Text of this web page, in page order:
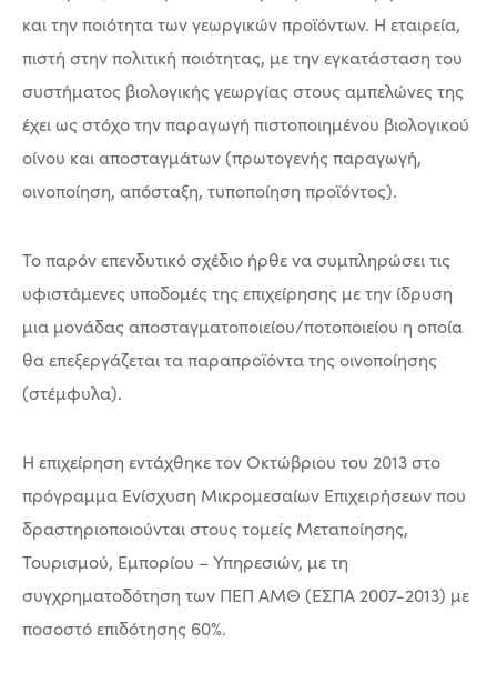
και την ποιότητα των γεωργικών προϊόντων. Η εταιρεία,
πιστή στην πολιτική ποιότητας, με την εγκατάσταση του
συστήματος βιολογικής γεωργίας στους αμπελώνες της
έχει ως στόχο την παραγωγή πιστοποιημένου βιολογικού
οίνου και αποσταγμάτων (πρωτογενής παραγωγή,
οινοποίηση, απόσταξη, τυποποίηση προϊόντος).
Το παρόν επενδυτικό σχέδιο ήρθε να συμπληρώσει τις
υφιστάμενες υποδομές της επιχείρησης με την ίδρυση
μια μονάδας αποσταγματοποιείου/ποτοποιείου η οποία
θα επεξεργάζεται τα παραπροϊόντα της οινοποίησης
(στέμφυλα).
Η επιχείρηση εντάχθηκε τον Οκτώβριου του 2013 στο
πρόγραμμα Ενίσχυση Μικρομεσαίων Επιχειρήσεων που
δραστηριοποιούνται στους τομείς Μεταποίησης,
Τουρισμού, Εμπορίου – Υπηρεσιών, με τη
συγχρηματοδότηση των ΠΕΠ ΑΜΘ (ΕΣΠΑ 2007-2013) με
ποσοστό επιδότησης 60%.